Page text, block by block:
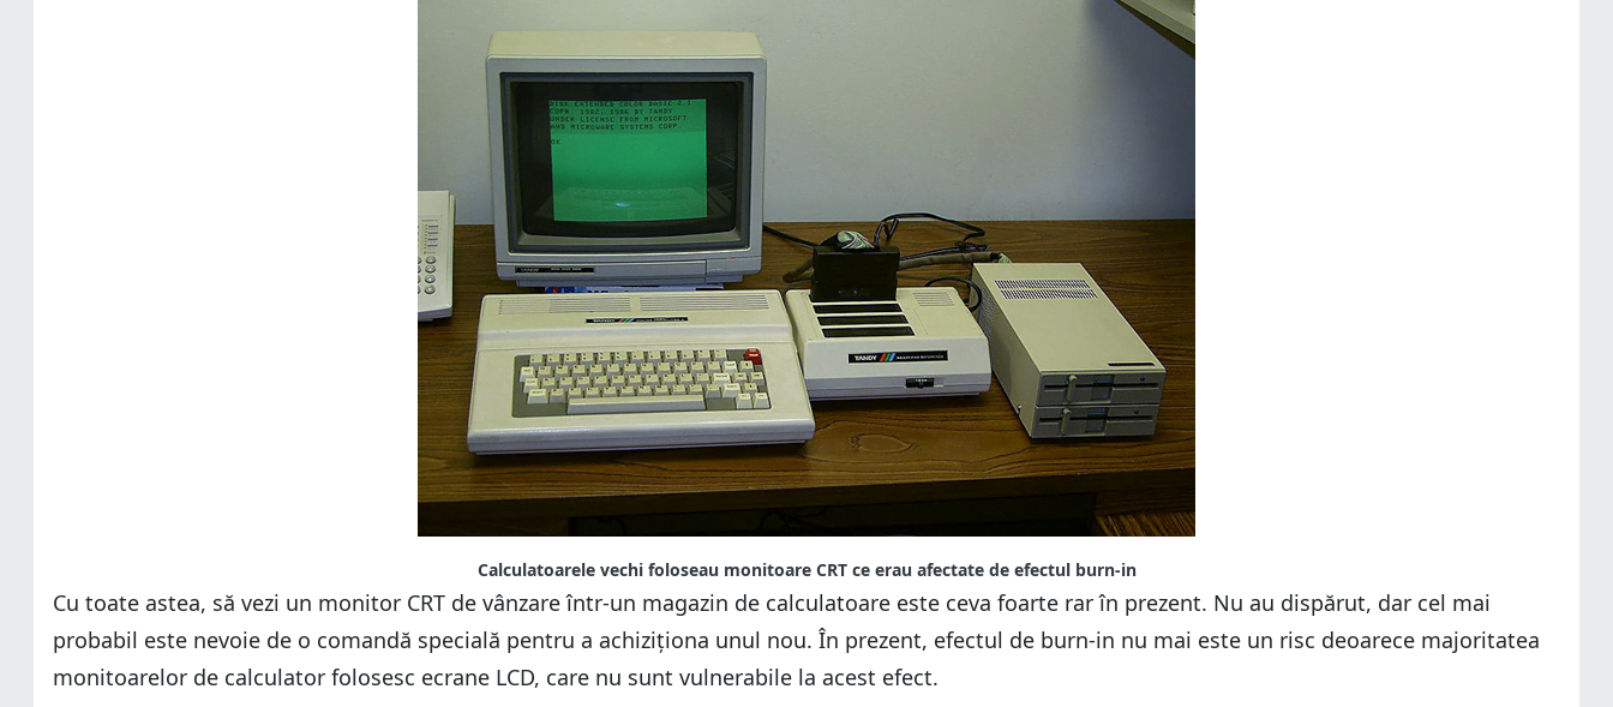
Calculatoarele vechi foloseau monitoare CRT ce erau afectate de efectul burn-in
Cu toate astea, să vezi un monitor CRT de vânzare într-un magazin de calculatoare este ceva foarte rar în prezent. Nu au dispărut, dar cel mai
probabil este nevoie de o comandă specială pentru a achiziționa unul nou. În prezent, efectul de burn-in nu mai este un risc deoarece majoritatea
monitoarelor de calculator folosesc ecrane LCD, care nu sunt vulnerabile la acest efect.